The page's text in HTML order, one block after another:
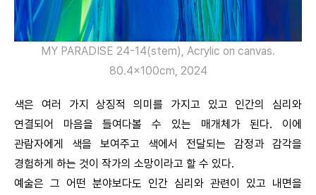
MY PARADISE 24-14(stem), Acrylic on canvas.
80.4x100cm, 2024
색은 여러 가지 상징적 의미를 가지고 있고 인간의 심리와
연결되어 마음을 들여다볼 수 있는 매개체가 된다. 이에
관람자에게 색을 보여주고 색에서 전달되는 감정과 감각을
경험하게 하는 것이 작가의 소망이라고 할 수 있다.
예술은 그 어떤 분야보다도 인간 심리와 관련이 있고 내면을